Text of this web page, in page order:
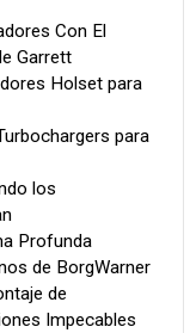
Con El
Garrett
Holset para
para
los
Profunda
de BorgWarner
de
Impecables